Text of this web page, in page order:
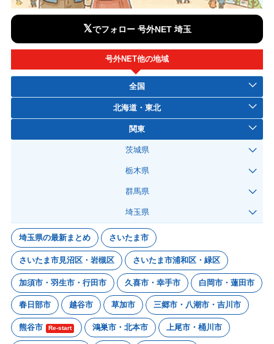
𝕏でフォロー 号外NET 埼玉
号外NET他の地域
全国
北海道・東北
関東
茨城県
栃木県
群馬県
埼玉県
埼玉県の最新まとめ さいたま市
さいたま市見沼区・岩槻区 さいたま市浦和区・緑区
加須市・羽生市・行田市 久喜市・幸手市 白岡市・蓮田市
春日部市 越谷市 草加市 三郷市・八潮市・吉川市
熊谷市 Re-start 鴻巣市・北本市 上尾市・桶川市